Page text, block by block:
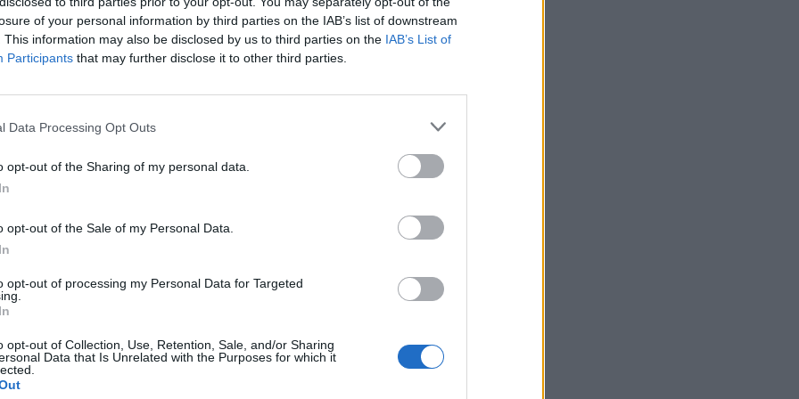
of your personal information by third parties on the IAB’s list of downstream
This information may also be disclosed by us to third parties on the IAB’s List of
Participants that may further disclose it to other third parties.
Data Processing Opt Outs
opt-out of the Sharing of my personal data.
opt-out of the Sale of my Personal Data.
opt-out of processing my Personal Data for Targeted
opt-out of Collection, Use, Retention, Sale, and/or Sharing
Data that Is Unrelated with the Purposes for which it
egy közepes kockázatvállalású, középtávra szóló, fiktív modellportfóliót. Az
Alapkezelő írását olvashatják: "2022 nem indult könnyen a tőkepiacokon és
portfolio.hu hírarchívumához tartozik, melynek olvasása előfizetéses
tartalmazza:
cikkarchívum